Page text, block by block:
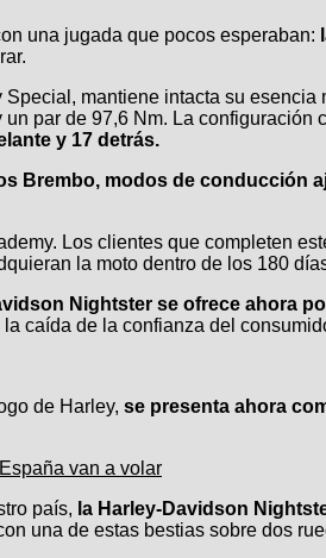
una jugada que pocos esperaban:
mantiene intacta su
par de 97,6 Nm. La configuración
y 17 detrás.
Brembo, modos de conducción
Los clientes que completen
la moto dentro de los 180
Nightster se ofrece ahora
caída de la confianza del
de Harley, se presenta ahora
van a volar
país, la Harley-Davidson
una de estas bestias sobre dos